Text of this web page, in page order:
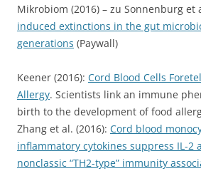
Mikrobiom (2016) – zu Sonnenburg et
induced extinctions in the gut
generations (Paywall)
Keener (2016): Cord Blood Cells
Allergy. Scientists link an immune
birth to the development of food
Zhang et al. (2016): Cord blood
inflammatory cytokines suppress IL-2
nonclassic “TH2-type” immunity